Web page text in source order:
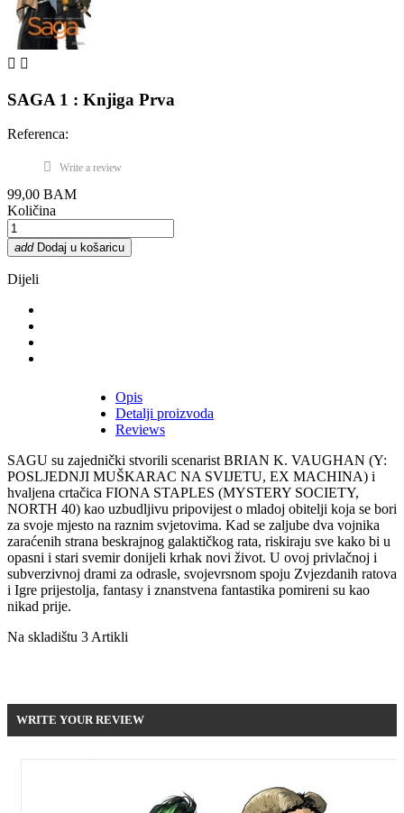
 
SAGA 1 : Knjiga Prva
Referenca:
Write a review
99,00 BAM
Količina
add Dodaj u košaricu
Dijeli
Opis
Detalji proizvoda
Reviews
SAGU su zajednički stvorili scenarist BRIAN K. VAUGHAN (Y:
POSLJEDNJI MUŠKARAC NA SVIJETU, EX MACHINA) i
hvaljena crtačica FIONA STAPLES (MYSTERY SOCIETY,
NORTH 40) kao uzbudljivu pripovijest o mladoj obitelji koja se bori
za svoje mjesto na raznim svjetovima. Kad se zaljube dva vojnika
zaraćenih strana beskrajnog galaktičkog rata, riskiraju sve kako bi u
opasni i stari svemir donijeli krhak novi život. U ovoj privlačnoj i
subverzivnoj drami za odrasle, svojevrsnom spoju Zvjezdanih ratova
i Igre prijestolja, fantasy i znanstvena fantastika pomireni su kao
nikad prije.
Na skladištu 3 Artikli
WRITE YOUR REVIEW